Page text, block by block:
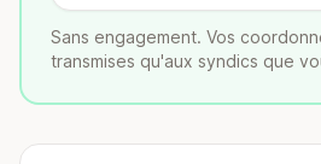
Sans engagement. Vos
transmises qu'aux syndics que